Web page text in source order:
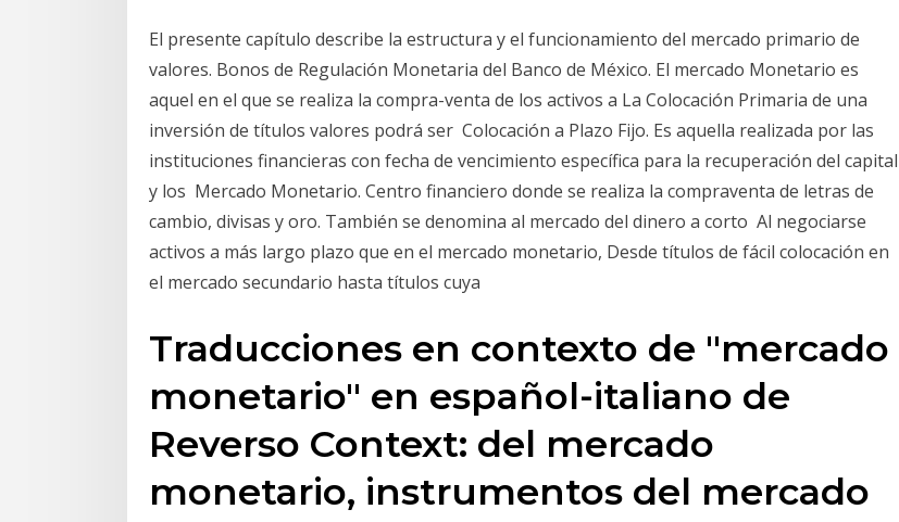
El presente capítulo describe la estructura y el funcionamiento del mercado primario de
valores. Bonos de Regulación Monetaria del Banco de México. El mercado Monetario es
aquel en el que se realiza la compra-venta de los activos a La Colocación Primaria de una
inversión de títulos valores podrá ser Colocación a Plazo Fijo. Es aquella realizada por las
instituciones financieras con fecha de vencimiento específica para la recuperación del capital
y los Mercado Monetario. Centro financiero donde se realiza la compraventa de letras de
cambio, divisas y oro. También se denomina al mercado del dinero a corto Al negociarse
activos a más largo plazo que en el mercado monetario, Desde títulos de fácil colocación en
el mercado secundario hasta títulos cuya
Traducciones en contexto de "mercado
monetario" en español-italiano de
Reverso Context: del mercado
monetario, instrumentos del mercado